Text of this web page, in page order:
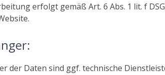
erfolgt gemäß Art. 6 Abs. 1 lit. f
der Daten sind ggf. technische